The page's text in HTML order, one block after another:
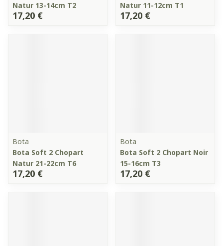
Natur 13-14cm T2
17,20 €
Natur 11-12cm T1
17,20 €
Bota
Bota Soft 2 Chopart
Natur 21-22cm T6
17,20 €
Bota
Bota Soft 2 Chopart Noir
15-16cm T3
17,20 €